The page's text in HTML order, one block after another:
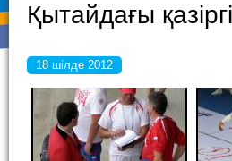
Қытайдағы
18 шілде 2012